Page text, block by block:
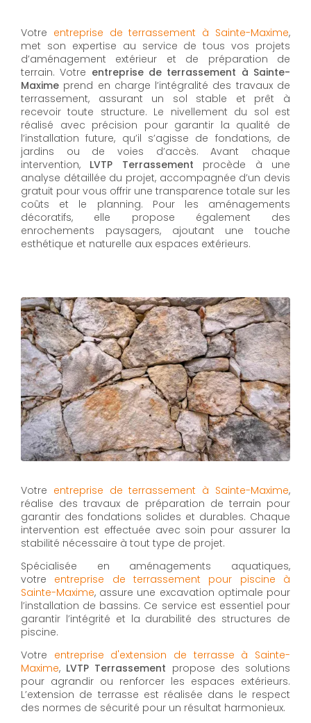
Votre entreprise de terrassement à Sainte-Maxime,
met son expertise au service de tous vos projets
d’aménagement extérieur et de préparation de
terrain. Votre entreprise de terrassement à Sainte-
Maxime prend en charge l’intégralité des travaux de
terrassement, assurant un sol stable et prêt à
recevoir toute structure. Le nivellement du sol est
réalisé avec précision pour garantir la qualité de
l’installation future, qu’il s’agisse de fondations, de
jardins ou de voies d’accès. Avant chaque
intervention, LVTP Terrassement procède à une
analyse détaillée du projet, accompagnée d’un devis
gratuit pour vous offrir une transparence totale sur les
coûts et le planning. Pour les aménagements
décoratifs, elle propose également des
enrochements paysagers, ajoutant une touche
esthétique et naturelle aux espaces extérieurs.
Votre entreprise de terrassement à Sainte-Maxime,
réalise des travaux de préparation de terrain pour
garantir des fondations solides et durables. Chaque
intervention est effectuée avec soin pour assurer la
stabilité nécessaire à tout type de projet.
Spécialisée en aménagements aquatiques,
votre entreprise de terrassement pour piscine à
Sainte-Maxime, assure une excavation optimale pour
l’installation de bassins. Ce service est essentiel pour
garantir l’intégrité et la durabilité des structures de
piscine.
Votre entreprise d'extension de terrasse à Sainte-
Maxime, LVTP Terrassement propose des solutions
pour agrandir ou renforcer les espaces extérieurs.
L’extension de terrasse est réalisée dans le respect
des normes de sécurité pour un résultat harmonieux.